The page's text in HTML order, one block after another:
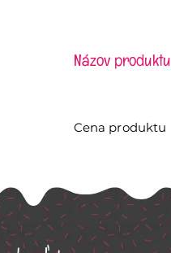
Názov produktu
Cena produktu